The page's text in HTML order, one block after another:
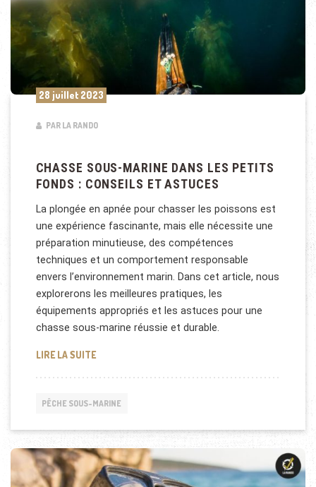
28 juillet 2023
PAR LA RANDO
CHASSE SOUS-MARINE DANS LES PETITS
FONDS : CONSEILS ET ASTUCES
La plongée en apnée pour chasser les poissons est
une expérience fascinante, mais elle nécessite une
préparation minutieuse, des compétences
techniques et un comportement responsable
envers l’environnement marin. Dans cet article, nous
explorerons les meilleures pratiques, les
équipements appropriés et les astuces pour une
chasse sous-marine réussie et durable.
LIRE LA SUITECHASSE SOUS-MARINE DANS LES PETITS FONDS :
PÊCHE SOUS-MARINE